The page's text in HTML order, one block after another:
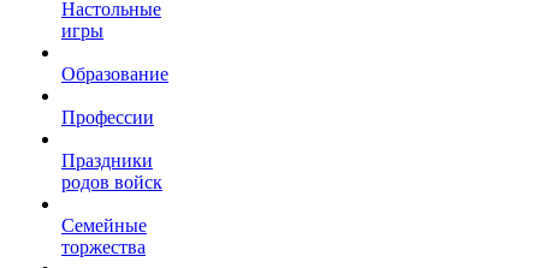
Настольные
игры
Образование
Профессии
Праздники
родов войск
Семейные
торжества